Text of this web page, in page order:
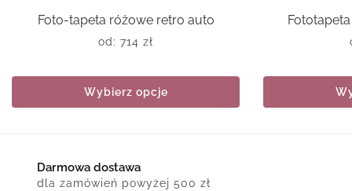
Foto-tapeta różowe retro auto
od: 714 zł
Wybierz opcje
Darmowa dostawa
dla zamówień powyżej 500 zł